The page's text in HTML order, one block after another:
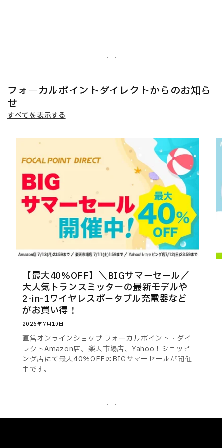
フォーカルポイントダイレクトからのお知ら
せ
すべてを表示する
【最大40%OFF】＼BIGサマーセール／
大人気トランスミッターの最新モデルや
2-in-1ワイヤレスポータブル充電器など
がお買い得！
2026年7月10日
直営オンラインショップ フォーカルポイント・ダイ
レクトAmazon店、楽天市場店、Yahoo！ショッピ
ング店にて最大40％OFFのBIGサマーセールが開催
中です。